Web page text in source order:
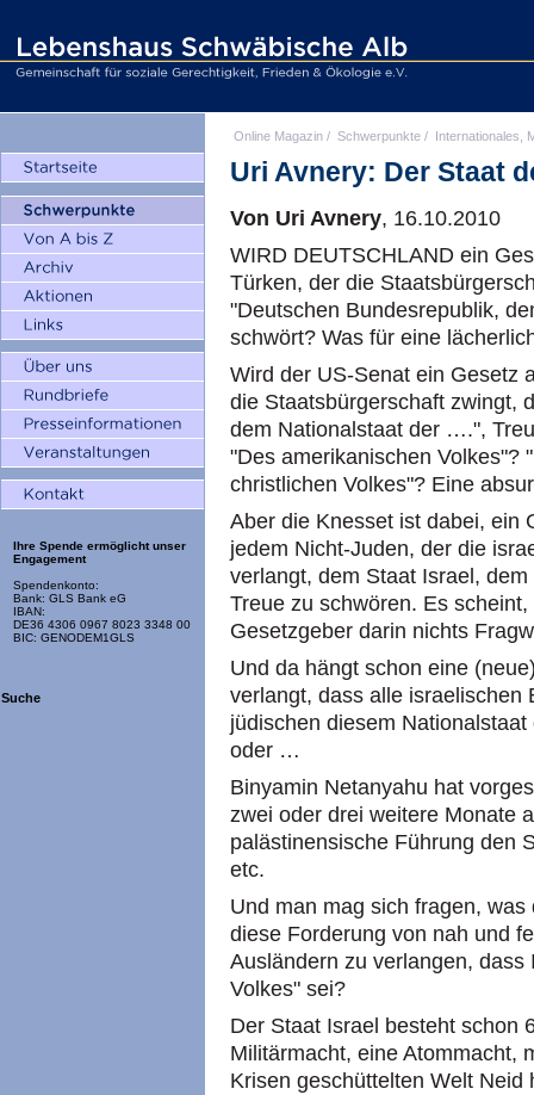
Ihre Spende ermöglicht unser
Engagement
Spendenkonto:
Bank: GLS Bank eG
IBAN:
DE36 4306 0967 8023 3348 00
BIC: GENODEM1GLS
Suche
Online Magazin / Schwerpunkte / Internationales,
Uri Avnery: Der Staat
Von Uri Avnery, 16.10.2010
WIRD DEUTSCHLAND ein
Türken, der die
"Deutschen Bundesrepublik,
schwört? Was für eine
Wird der US-Senat ein Gesetz
die Staatsbürgerschaft zwingt,
dem Nationalstaat der ….",
"Des amerikanischen Volkes"?
christlichen Volkes"? Eine
Aber die Knesset ist dabei, ein
jedem Nicht-Juden, der die
verlangt, dem Staat Israel,
Treue zu schwören. Es
Gesetzgeber darin nichts
Und da hängt schon eine
verlangt, dass alle israelischen
jüdischen diesem
oder …
Binyamin Netanyahu hat
zwei oder drei weitere Monate
palästinensische Führung den
etc.
Und man mag sich fragen,
diese Forderung von nah und
Ausländern zu verlangen,
Volkes" sei?
Der Staat Israel besteht schon
Militärmacht, eine Atommacht,
Krisen geschüttelten Welt Neid